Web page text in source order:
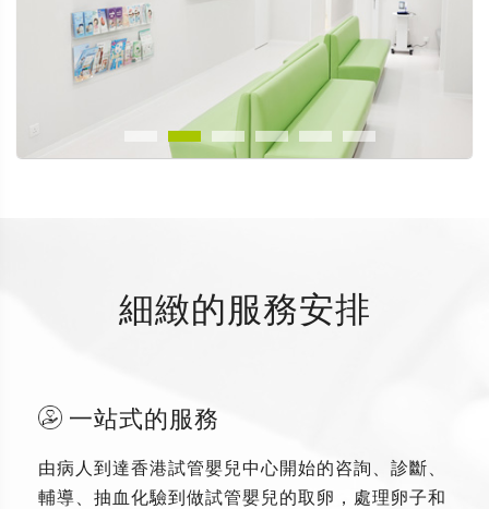
細緻的服務安排
一站式的服務
由病人到達香港試管嬰兒中心開始的咨詢、診斷、
輔導、抽血化驗到做試管嬰兒的取卵，處理卵子和